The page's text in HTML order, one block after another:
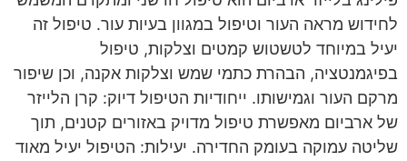
לחידוש מראה העור וטיפול במגוון בעיות עור. טיפול זה
יעיל במיוחד לטשטוש קמטים וצלקות, טיפול
בפיגמנטציה, הבהרת כתמי שמש וצלקות אקנה, וכן שיפור
מרקם העור וגמישותו. ייחודיות הטיפול דיוק: קרן הלייזר
של ארביום מאפשרת טיפול מדויק באזורים קטנים, תוך
שליטה עמוקה בעומק החדירה. יעילות: הטיפול יעיל מאוד